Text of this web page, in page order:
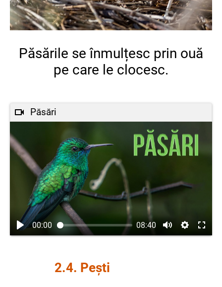
Păsările se înmulțesc prin ouă
pe care le clocesc.
Păsări
00:00 08:40
2.4. Pești